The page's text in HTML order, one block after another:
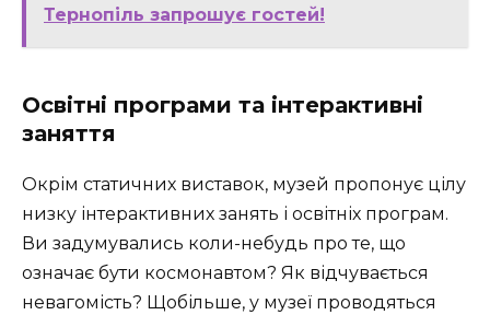
Тернопіль запрошує гостей!
Освітні програми та інтерактивні
заняття
Окрім статичних виставок, музей пропонує цілу
низку інтерактивних занять і освітніх програм.
Ви задумувались коли-небудь про те, що
означає бути космонавтом? Як відчувається
невагомість? Щобільше, у музеї проводяться